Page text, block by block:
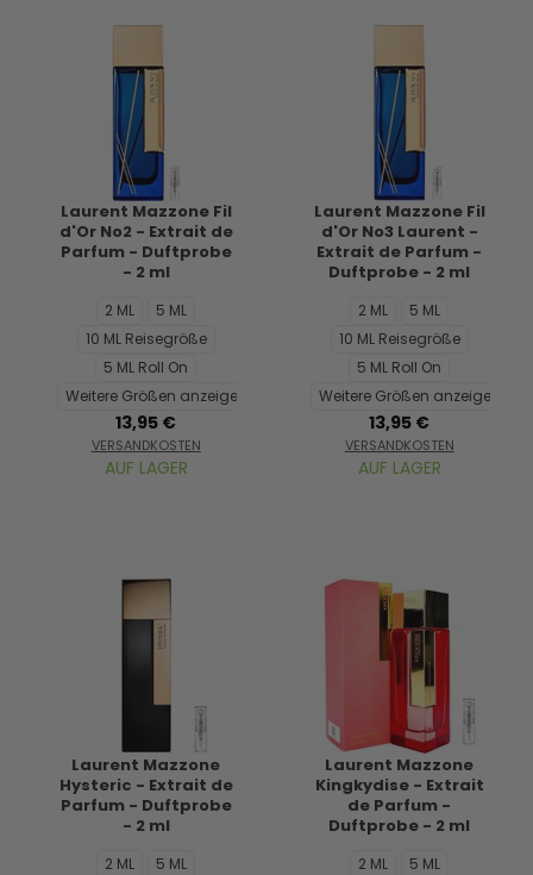
Laurent Mazzone Fil
d'Or No2 - Extrait de
Parfum - Duftprobe
- 2 ml
2 ML
5 ML
10 ML Reisegröße
5 ML Roll On
Weitere Größen anzeigen...
13,95 €
VERSANDKOSTEN
AUF LAGER
Laurent Mazzone Fil
d'Or No3 Laurent -
Extrait de Parfum -
Duftprobe - 2 ml
2 ML
5 ML
10 ML Reisegröße
5 ML Roll On
Weitere Größen anzeigen...
13,95 €
VERSANDKOSTEN
AUF LAGER
Laurent Mazzone
Hysteric - Extrait de
Parfum - Duftprobe
- 2 ml
2 ML
5 ML
Laurent Mazzone
Kingkydise - Extrait
de Parfum -
Duftprobe - 2 ml
2 ML
5 ML